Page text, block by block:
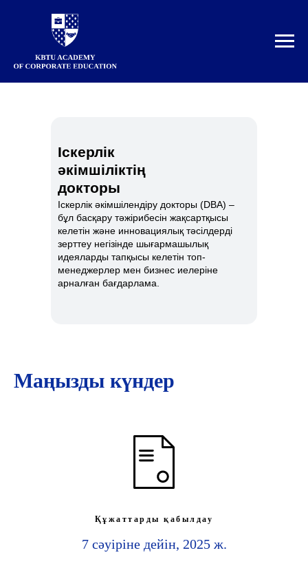
Іскерлік
әкімшіліктің
докторы
Іскерлік әкімшілендіру докторы (DBA) –
бұл басқару тәжірибесін жақсартқысы
келетін және инновациялық тәсілдерді
зерттеу негізінде шығармашылық
идеяларды тапқысы келетін топ-
менеджерлер мен бизнес иелеріне
арналған бағдарлама.
Маңызды күндер
Құжаттарды қабылдау
7 сәуіріне дейін, 2025 ж.